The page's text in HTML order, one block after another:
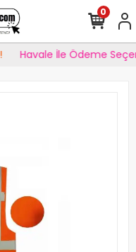
Havale İle Ödeme
0